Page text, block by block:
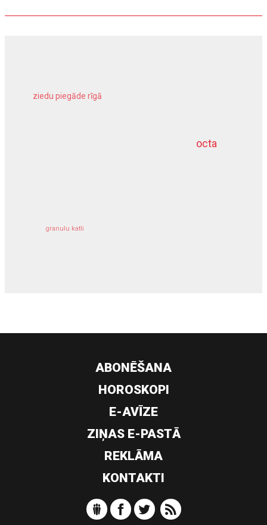
octa
ziedu piegāde rīgā
granulu katli
dziļurbums
ABONĒŠANA
HOROSKOPI
E-AVĪZE
ZIŅAS E-PASTĀ
REKLĀMA
KONTAKTI